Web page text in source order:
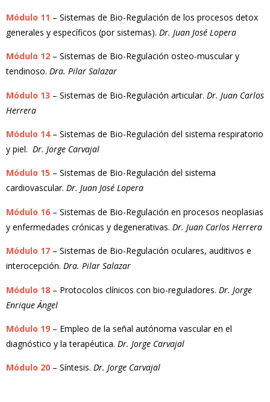
Módulo 11 – Sistemas de Bio-Regulación de los procesos detox
generales y específicos (por sistemas). Dr. Juan José Lopera
Módulo 12 – Sistemas de Bio-Regulación osteo-muscular y
tendinoso. Dra. Pilar Salazar
Módulo 13 – Sistemas de Bio-Regulación articular. Dr. Juan Carlos
Herrera
Módulo 14– Sistemas de Bio-Regulación del sistema respiratorio
y piel. Dr. Jorge Carvajal
Módulo 15 – Sistemas de Bio-Regulación del sistema
cardiovascular. Dr. Juan José Lopera
Módulo 16 – Sistemas de Bio-Regulación en procesos neoplasias
y enfermedades crónicas y degenerativas. Dr. Juan Carlos Herrera
Módulo 17 – Sistemas de Bio-Regulación oculares, auditivos e
interocepción. Dra. Pilar Salazar
Módulo 18 – Protocolos clínicos con bio-reguladores. Dr. Jorge
Enrique Ángel
Módulo 19 – Empleo de la señal autónoma vascular en el
diagnóstico y la terapéutica. Dr. Jorge Carvajal
Módulo 20 – Síntesis. Dr. Jorge Carvajal